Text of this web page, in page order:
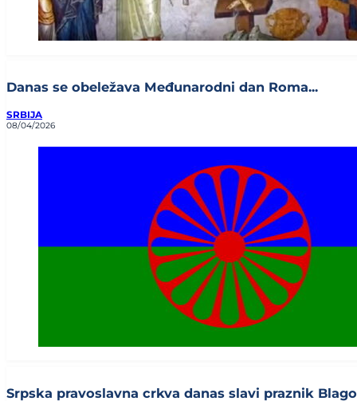
Danas se obeležava Međunarodni dan Roma...
SRBIJA
08/04/2026
Srpska pravoslavna crkva danas slavi praznik